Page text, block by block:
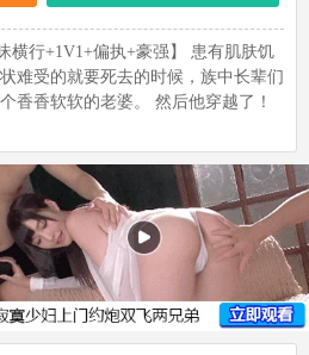
横行+1V1+偏执+豪强】 患有肌肤饥
难受的就要死去的时候，族中长辈们
香香软软的老婆。 然后他穿越了！